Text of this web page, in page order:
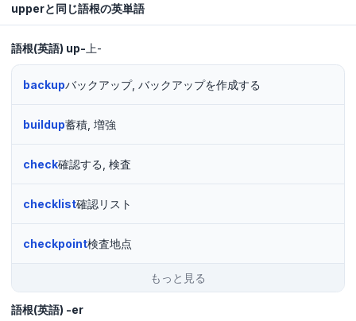
upperと同じ語根の英単語
語根(英語) up- 上-
backupバックアップ, バックアップを作成する
buildup蓄積, 増強
check確認する, 検査
checklist確認リスト
checkpoint検査地点
もっと見る
語根(英語) -er